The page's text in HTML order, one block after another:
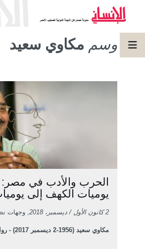
وسم مكاوي سعيد
الحرب والأدب في
يوميات الكهف إلى
2 كانون الأول / ديسمبر، 2018 , وجهات
مكاوي سعيد (1956-2 ديسمبر 2017) - روائي مصري